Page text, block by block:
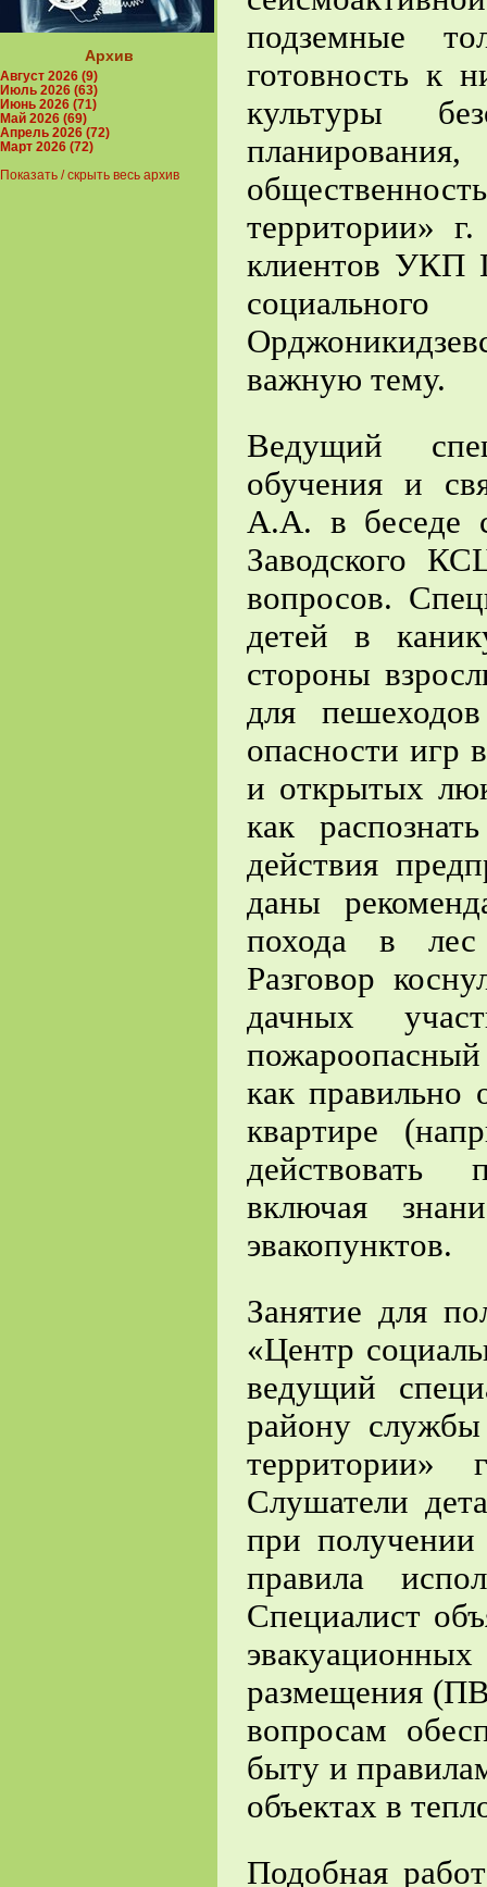
подземные
готовность к
культуры
территории»
клиентов УКП
важную тему.
Ведущий
обучения и
А.А. в беседе
Заводского
вопросов.
детей в
стороны
для
опасности игр
и открытых
как
действия
даны
похода в лес
Разговор
дачных
как правильно
квартире
действовать
включая
эвакопунктов.
Занятие для
«Центр
ведущий
району
территории»
Слушатели
при
правила
Специалист
размещения
вопросам
быту и
объектах в
Подобная
Архив
Август 2026 (9)
Июль 2026 (63)
Июнь 2026 (71)
Май 2026 (69)
Апрель 2026 (72)
Март 2026 (72)
Показать / скрыть весь архив